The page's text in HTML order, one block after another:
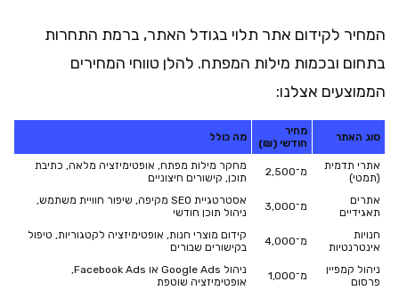
המחיר לקידום אתר תלוי בגודל האתר, ברמת התחרות
בתחום ובכמות מילות המפתח. להלן טווחי המחירים
הממוצעים אצלנו:
סוג האתר
מחיר
חודשי (₪)
מה כולל
אתרי תדמית
(תמטי)
מ־2,500
מחקר מילות מפתח, אופטימיזציה מלאה, כתיבת
תוכן, קישורים חיצוניים
אתרים
תאגידיים
מ־3,000
אסטרטגיית SEO מקיפה, שיפור חוויית משתמש,
ניהול תוכן חודשי
חנויות
אינטרנטיות
מ־4,000
קידום מוצרי חנות, אופטימיזציה לקטגוריות, טיפול
בקישורים שבורים
ניהול קמפיין
פרסום
מ־1,000
ניהול Google Ads או Facebook Ads,
אופטימיזציה שוטפת